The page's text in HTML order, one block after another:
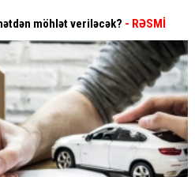
möhlət veriləcək? - RƏSMİ